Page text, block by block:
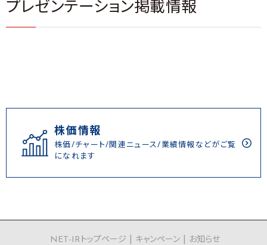
プレゼンテーション掲載情報
株価情報
株価/チャート/関連ニュース/業績情報などがご覧
になれます
NET-IRトップページ キャンペーン
お知らせ